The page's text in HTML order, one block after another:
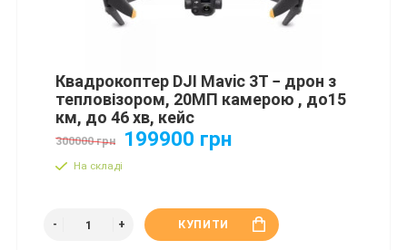
Квадрокоптер DJI Mavic 3T − дрон з
тепловізором, 20МП камерою , до15
км, до 46 хв, кейс
300000 грн 199900 грн
На складі
КУПИТИ